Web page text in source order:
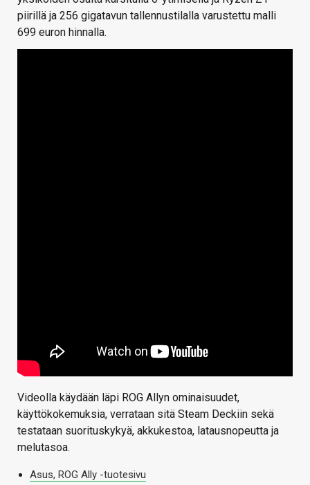
piirillä ja 256 gigatavun tallennustilalla varustettu malli
699 euron hinnalla.
Videolla käydään läpi ROG Allyn ominaisuudet,
käyttökokemuksia, verrataan sitä Steam Deckiin sekä
testataan suorituskykyä, akkukestoa, latausnopeutta ja
melutasoa.
Asus, ROG Ally -tuotesivu